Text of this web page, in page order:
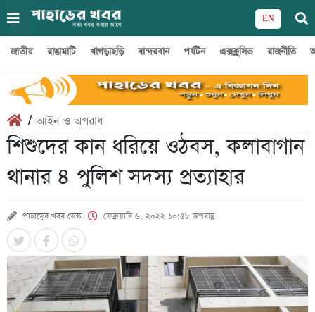
EN
জাতীয় রাঙামাটি খাগড়াছড়ি বান্দরবান পর্যটন এক্সক্লুসিভ রাজনীতি
/আইন ও অপরাধ
শিশুদের কান ধরিয়ে ওঠবস, কলাবাগান
থানার ৪ পুলিশ সদস্য প্রত্যাহার
পাহাড়ের খবর ডেস্ক ফেব্রুয়ারি ৬, ২০২২ ১০:৫৮ অপরাহ্ণ